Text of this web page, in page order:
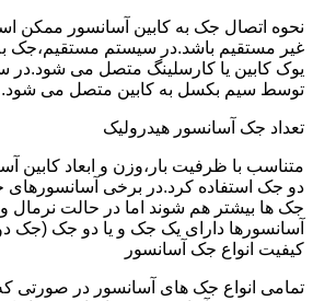
نحوه اتصال جک به کابین آسانسور ممکن
غیر مستقیم باشد.در سیستم مستقیم،جک
یوک کابین یا کارسلینگ متصل می
توسط سیم بکسل به کابین متصل می شود.
تعداد جک آسانسور هیدرولیک
متناسب با ظرفیت بار،وزن و ابعاد کابین
دو جک استفاده کرد.در برخی
جک ها بیشتر هم شوند اما در حالت نرمال و
آسانسورها دارای یک جک و یا دو جک (جک
کیفیت انواع جک آسانسور
تمامی انواع جک های آسانسور در صورتی که